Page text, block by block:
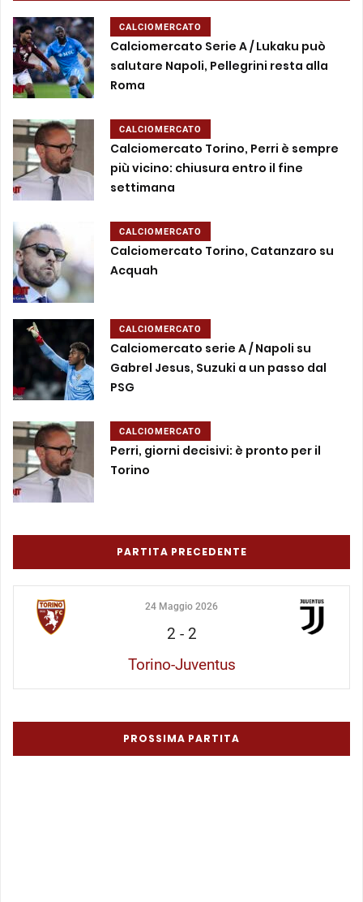
CALCIOMERCATO
Calciomercato Serie A / Lukaku può
salutare Napoli, Pellegrini resta alla
Roma
CALCIOMERCATO
Calciomercato Torino, Perri è sempre
più vicino: chiusura entro il fine
settimana
CALCIOMERCATO
Calciomercato Torino, Catanzaro su
Acquah
CALCIOMERCATO
Calciomercato serie A / Napoli su
Gabrel Jesus, Suzuki a un passo dal
PSG
CALCIOMERCATO
Perri, giorni decisivi: è pronto per il
Torino
PARTITA PRECEDENTE
24 Maggio 2026
2 - 2
Torino-Juventus
PROSSIMA PARTITA